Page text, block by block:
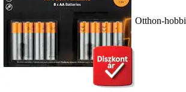
Otthon-hobbi